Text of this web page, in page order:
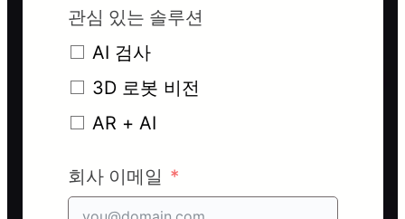
관심 있는 솔루션
AI 검사
3D 로봇 비전
AR + AI
회사 이메일